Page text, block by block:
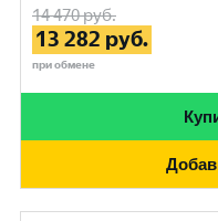
14 470руб.
13 282 руб.
при обмене